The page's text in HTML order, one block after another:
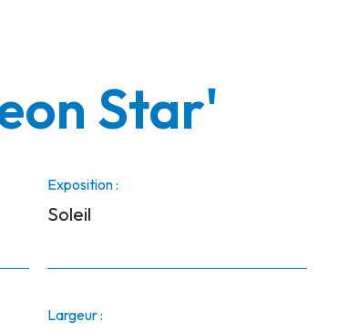
Star'
Exposition :
Soleil
Largeur :